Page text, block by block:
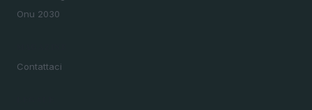
Onu 2030
Contattaci